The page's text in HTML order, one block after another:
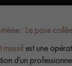
: La pose collée
massif est une
d'un